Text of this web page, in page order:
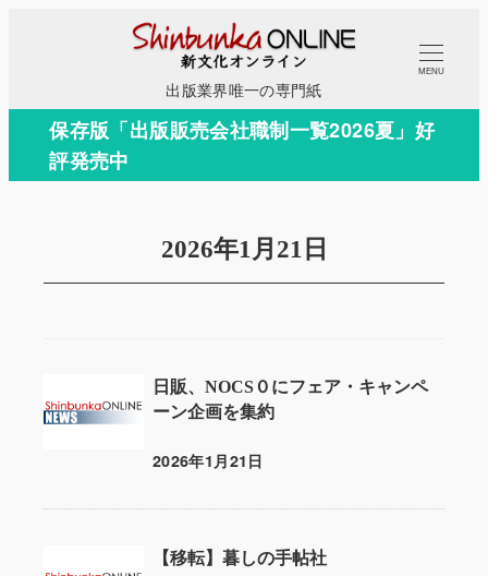
コ
テ
出版業界唯一の専門紙
MENU
保存版「出版販売会社職制一覧2026夏」好
評発売中
2026年1月21日
日販、NOCS０にフェア・キャンペ
ーン企画を集約
投稿日
2026年1月21日
【移転】暮しの手帖社